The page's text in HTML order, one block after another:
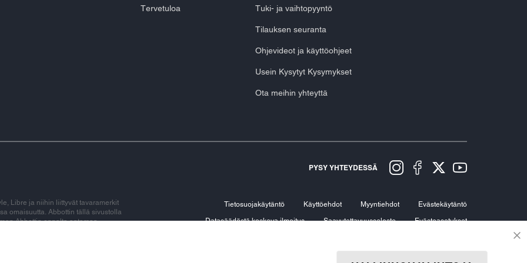
Tervetuloa Tuki- ja vaihtopyyntö
Tilauksen seuranta
Ohjevideot ja käyttöohjeet
Usein Kysytyt Kysymykset
Ota meihin yhteyttä
PYSY YHTEYDESSÄ
Tietosuojakäytäntö Käyttöehdot Myyntiehdot
Evästekäytäntö
Datasäädöstä koskeva ilmoitus
Saavutettavuusseloste Evästeasetukset
Libre ja niihin liittyvät tavaramerkit
omaisuutta. Abbottin tällä sivustolla
Abbottin ennalta antamaa